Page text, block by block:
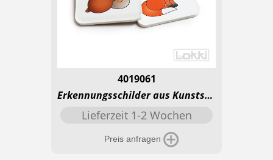
4019061
Erkennungsschilder aus Kunststoff - Wald
Lieferzeit 1-2 Wochen
Preis anfragen